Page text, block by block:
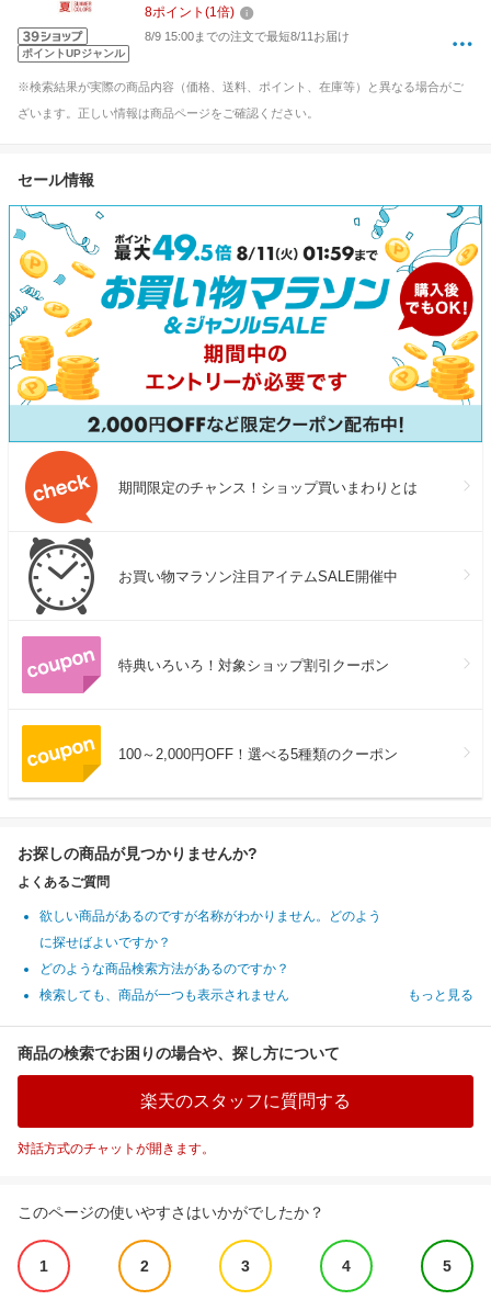
ポイントUPジャンル
8ポイント (1倍)
8/9 15:00までの注文で最短8/11お届け
※検索結果が実際の商品内容（価格、送料、ポイント、在庫等）と異なる場合がご
ざいます。正しい情報は商品ページをご確認ください。
セール情報
期間限定のチャンス！ショップ買いまわりとは
お買い物マラソン注目アイテムSALE開催中
特典いろいろ！対象ショップ割引クーポン
100～2,000円OFF！選べる5種類のクーポン
お探しの商品が見つかりませんか?
よくあるご質問
欲しい商品があるのですが名称がわかりません。どのよう
に探せばよいですか？
どのような商品検索方法があるのですか？
検索しても、商品が一つも表示されません
もっと見る
商品の検索でお困りの場合や、探し方について
楽天のスタッフに質問する
対話方式のチャットが開きます。
このページの使いやすさはいかがでしたか？
1 2 3 4 5